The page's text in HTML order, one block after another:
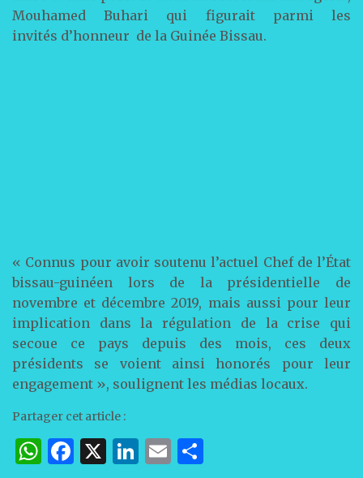
Mouhamed Buhari qui figurait parmi les
invités d’honneur de la Guinée Bissau.
« Connus pour avoir soutenu l’actuel Chef de l’État
bissau-guinéen lors de la présidentielle de
novembre et décembre 2019, mais aussi pour leur
implication dans la régulation de la crise qui
secoue ce pays depuis des mois, ces deux
présidents se voient ainsi honorés pour leur
engagement », soulignent les médias locaux.
Partager cet article :
W F
X Li E